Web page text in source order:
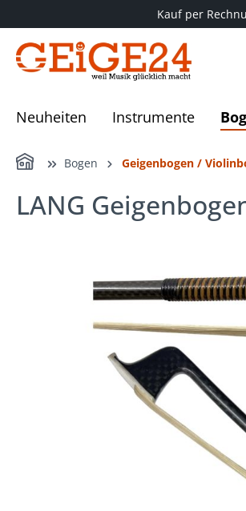
Zur Hauptnavigation springen
Kauf per
Neuheiten Instrumente
Home Bogen Geigenbogen /
LANG